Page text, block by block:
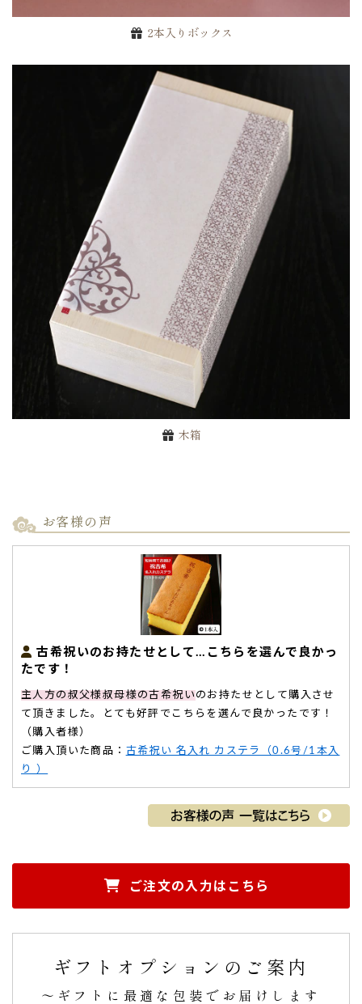
2本入りボックス
木箱
お客様の声
古希祝いのお持たせとして…こちらを選んで良かっ
たです！
主人方の叔父様叔母様の古希祝い のお持たせとして購入させ
て頂きました。とても好評でこちらを選んで良かったです！
（購入者様）
ご購入頂いた商品： 古希祝い 名入れ カステラ（0.6号/1本入
り ）
誕生日に到着し助かりました。先方から連絡が頂き、大変喜
ご注文の入力はこちら
ギフトオプションのご案内
～ギフトに最適な包装でお届けします